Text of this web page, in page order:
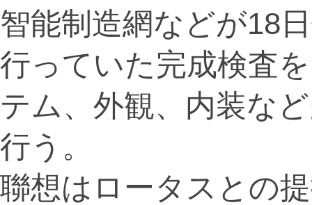
智能制造網などが18
行っていた完成検査
テム、外観、内装な
行う。
聯想はロータスとの